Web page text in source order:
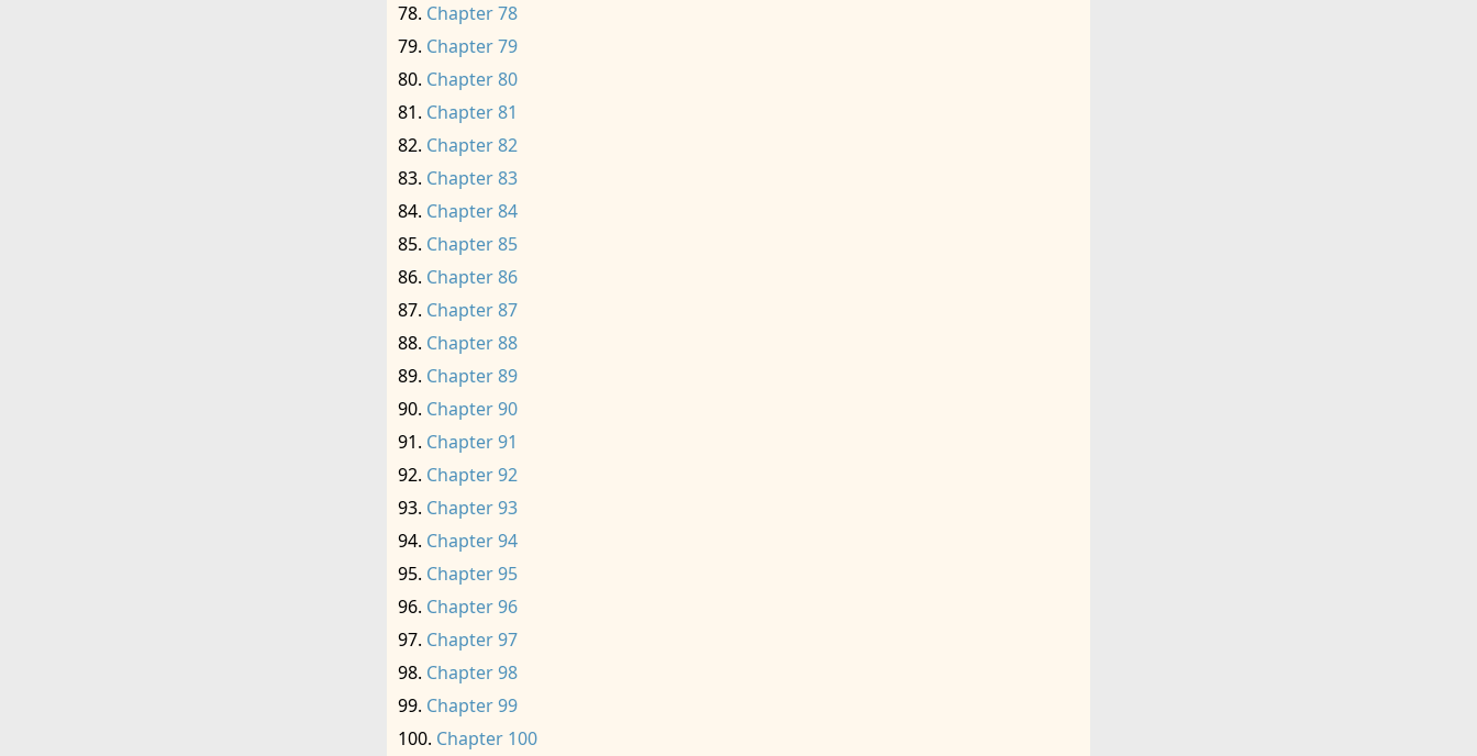
Chapter 78
Chapter 79
Chapter 80
Chapter 81
Chapter 82
Chapter 83
Chapter 84
Chapter 85
Chapter 86
Chapter 87
Chapter 88
Chapter 89
Chapter 90
Chapter 91
Chapter 92
Chapter 93
Chapter 94
Chapter 95
Chapter 96
Chapter 97
Chapter 98
Chapter 99
Chapter 100